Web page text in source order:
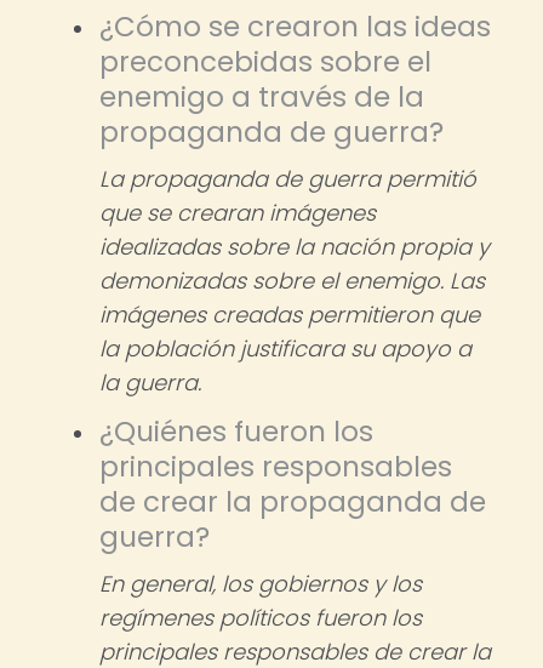
¿Cómo se crearon las ideas
preconcebidas sobre el
enemigo a través de la
propaganda de guerra?
La propaganda de guerra permitió
que se crearan imágenes
idealizadas sobre la nación propia y
demonizadas sobre el enemigo. Las
imágenes creadas permitieron que
la población justificara su apoyo a
la guerra.
¿Quiénes fueron los
principales responsables
de crear la propaganda de
guerra?
En general, los gobiernos y los
regímenes políticos fueron los
principales responsables de crear la